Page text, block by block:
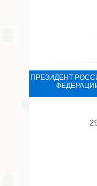
ПРЕЗИДЕНТ